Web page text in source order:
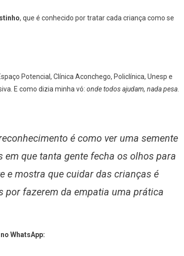
, que é conhecido por tratar cada criança como se
Potencial, Clínica Aconchego, Policlínica, Unesp e
E como dizia minha vó: onde todos ajudam, nada pesa
é como ver uma semente
que tanta gente fecha os olhos para
e mostra que cuidar das crianças é
por fazerem da empatia uma prática
WhatsApp: